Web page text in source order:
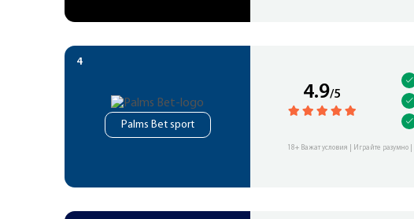
Palms Bet sport
4.9/5
18+ Важат условия | Играйте разумно |